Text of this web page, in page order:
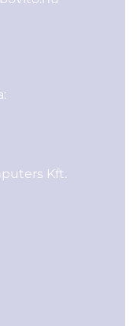
Kft.